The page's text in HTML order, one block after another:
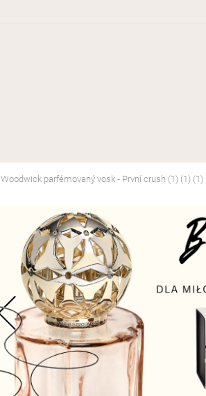
Woodwick parfémovaný vosk - První crush (1) (1) (1)